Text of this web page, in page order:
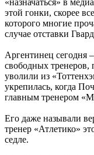
«назначаться» в
этой гонки, скорее
которого многие
случае отставки
Аргентинец сегодня
свободных
уволили из
укрепилась, когда
главным тренером
Его даже называли
тренер «Атлетико»
седле.